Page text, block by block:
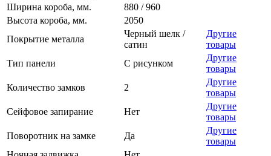
Ширина короба, мм.
880 / 960
Высота короба, мм.
2050
Покрытие металла
Черный шелк /
сатин
Другие
товары
Тип панели
С рисунком
Другие
товары
Количество замков
2
Другие
товары
Сейфовое запирание
Нет
Другие
товары
Поворотник на замке
Да
Другие
товары